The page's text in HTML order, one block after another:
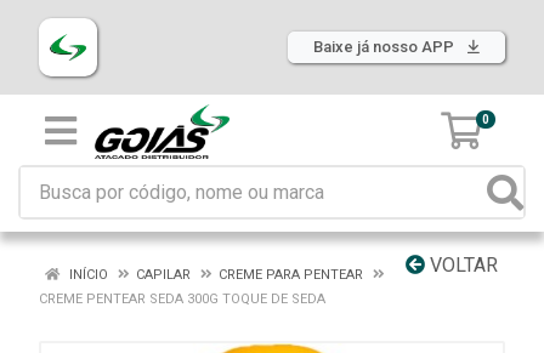
Baixe já nosso APP
0
VOLTAR
INÍCIO CAPILAR
CREME PARA PENTEAR
CREME PENTEAR SEDA 300G TOQUE DE SEDA